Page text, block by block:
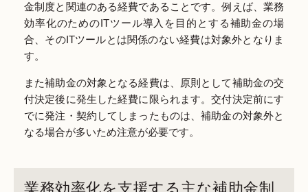
金制度と関連のある経費であることです。例えば、業務
効率化のためのITツール導入を目的とする補助金の場
合、そのITツールとは関係のない経費は対象外となりま
す。
また補助金の対象となる経費は、原則として補助金の交
付決定後に発生した経費に限られます。交付決定前にす
でに発注・契約してしまったものは、補助金の対象外と
なる場合が多いため注意が必要です。
業務効率化を支援する主な補助金制